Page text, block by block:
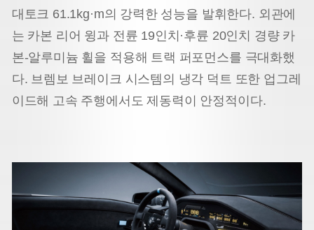
대토크 61.1kg·m의 강력한 성능을 발휘한다. 외관에
는 카본 리어 윙과 전륜 19인치·후륜 20인치 경량 카
본-알루미늄 휠을 적용해 트랙 퍼포먼스를 극대화했
다. 브렘보 브레이크 시스템의 냉각 덕트 또한 업그레
이드해 고속 주행에서도 제동력이 안정적이다.